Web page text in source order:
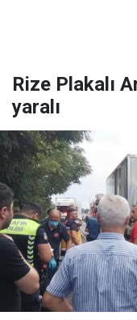
Rize Plakalı
yaralı